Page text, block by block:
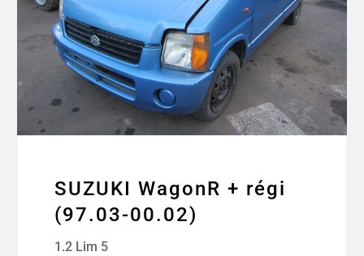
SUZUKI WagonR + régi
(97.03-00.02)
1.2 Lim 5